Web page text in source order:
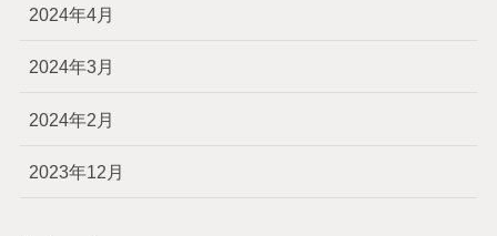
2024年4月
2024年3月
2024年2月
2023年12月